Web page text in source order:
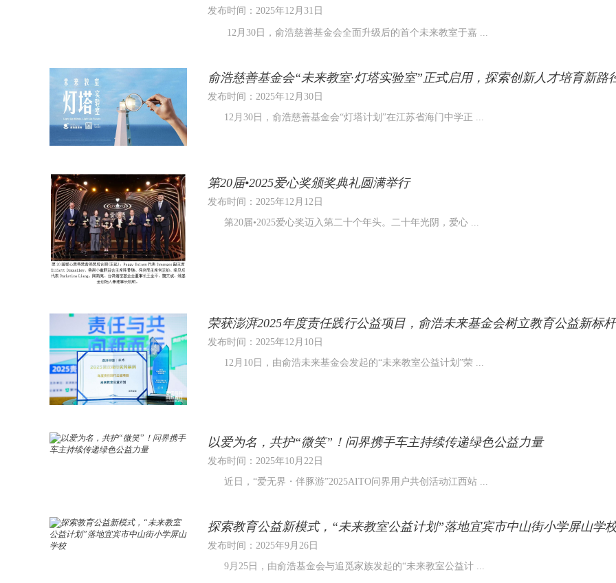
发布时间：2025年12月31日
12月30日，俞浩慈善基金会全面升级后的首个未来教室于嘉 ...
俞浩慈善基金会“未来教室·灯塔实验室”正式启用，探索创新人才培育新路
发布时间：2025年12月30日
12月30日，俞浩慈善基金会“灯塔计划”在江苏省海门中学正 ...
第20届•2025爱心奖颁奖典礼圆满举行
发布时间：2025年12月12日
第20届•2025爱心奖迈入第二十个年头。二十年光阴，爱心 ...
荣获澎湃2025年度责任践行公益项目，俞浩未来基金会树立教育公益新标杆
发布时间：2025年12月10日
12月10日，由俞浩未来基金会发起的“未来教室公益计划”荣 ...
以爱为名，共护“微笑”！问界携手车主持续传递绿色公益力量
发布时间：2025年10月22日
近日，“爱无界・伴豚游”2025AITO问界用户共创活动江西站 ...
探索教育公益新模式，“未来教室公益计划”落地宜宾市中山街小学屏山学
发布时间：2025年9月26日
9月25日，由俞浩基金会与追觅家族发起的“未来教室公益计 ...